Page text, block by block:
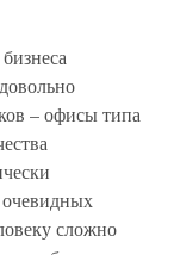
– офисы типа
сложно